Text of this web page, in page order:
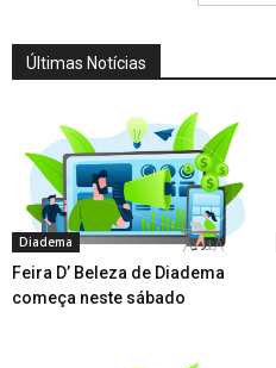
Últimas Notícias
Diadema
Feira D’ Beleza de Diadema
começa neste sábado